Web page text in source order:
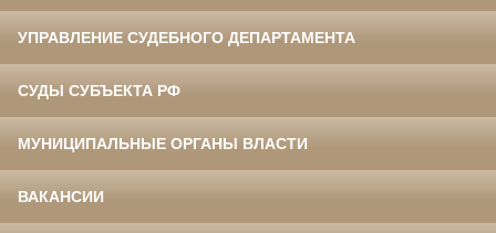
УПРАВЛЕНИЕ СУДЕБНОГО ДЕПАРТАМЕНТА
СУДЫ СУБЪЕКТА РФ
МУНИЦИПАЛЬНЫЕ ОРГАНЫ ВЛАСТИ
ВАКАНСИИ